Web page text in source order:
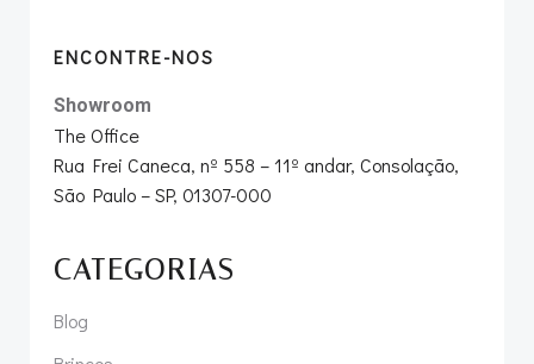
ENCONTRE-NOS
Showroom
The Office
Rua Frei Caneca, nº 558 – 11º andar, Consolação,
São Paulo – SP, 01307-000
CATEGORIAS
Blog